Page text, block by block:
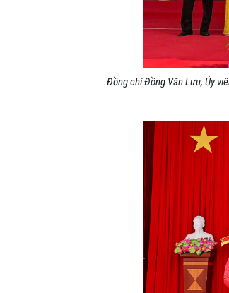
Đồng chí Đồng Văn Lưu, Ủy